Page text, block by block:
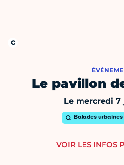
Le pavillon
Le mercredi 7
Balades urbaines
VOIR LES INFOS